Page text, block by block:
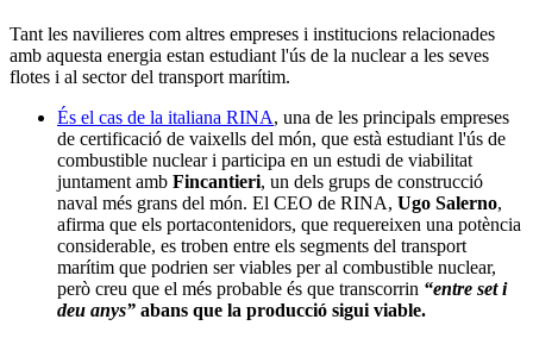
Tant les navilieres com altres empreses i institucions relacionades
amb aquesta energia estan estudiant l'ús de la nuclear a les seves
flotes i al sector del transport marítim.
És el cas de la italiana RINA, una de les principals empreses
de certificació de vaixells del món, que està estudiant l'ús de
combustible nuclear i participa en un estudi de viabilitat
juntament amb Fincantieri, un dels grups de construcció
naval més grans del món. El CEO de RINA, Ugo Salerno,
afirma que els portacontenidors, que requereixen una potència
considerable, es troben entre els segments del transport
marítim que podrien ser viables per al combustible nuclear,
però creu que el més probable és que transcorrin “entre set i
deu anys” abans que la producció sigui viable.